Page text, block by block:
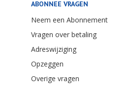
ABONNEE VRAGEN
Neem een Abonnement
Vragen over betaling
Adreswijziging
Opzeggen
Overige vragen